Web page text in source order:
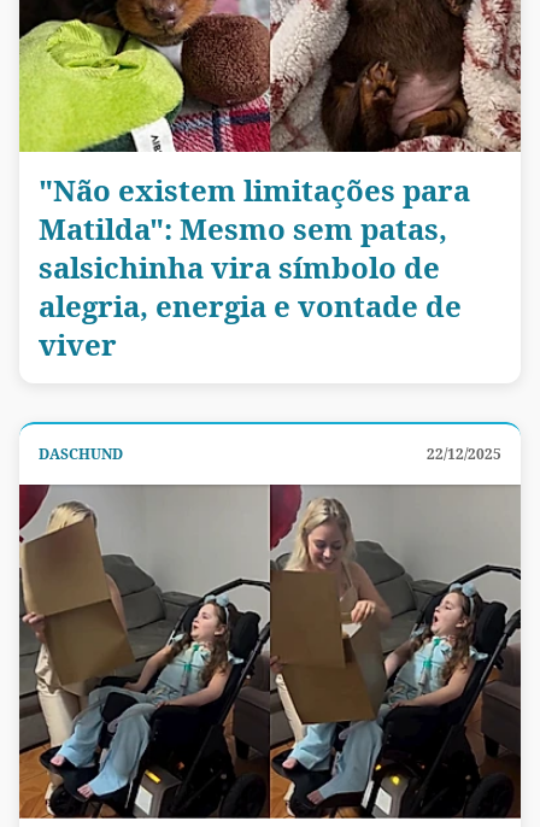
"Não existem limitações para
Matilda": Mesmo sem patas,
salsichinha vira símbolo de
alegria, energia e vontade de
viver
DASCHUND 22/12/2025